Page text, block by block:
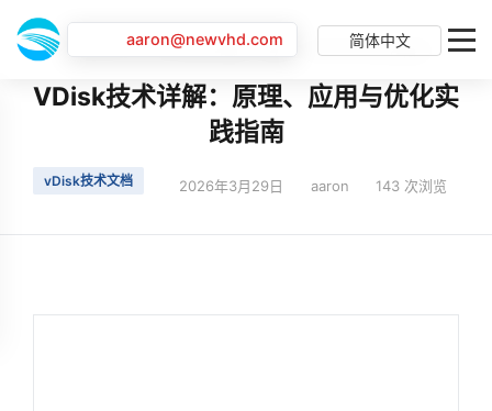
aaron@newvhd.com 简体中文
首页 最新动态 VDisk技术详解：原理、应用与优化实践指南
VDisk技术详解：原理、应用与优化实
践指南
vDisk技术文档 2026年3月29日 aaron 143 次浏览